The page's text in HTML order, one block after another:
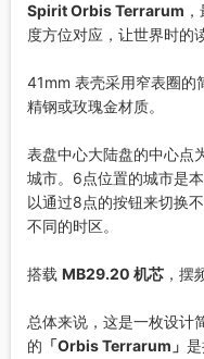
Spirit Orbis Terrarum
度方位对应，让世界时的
41mm 表壳采用窄表圈的
精钢或玫瑰金材质。
表盘中心大陆盘的中心点
城市。6点位置的城市是
以通过8点的按钮来切换
不同的时区。
搭载 MB29.20 机芯 ，摆
总体来说，这是一枚设计
的 「Orbis Terrarum」